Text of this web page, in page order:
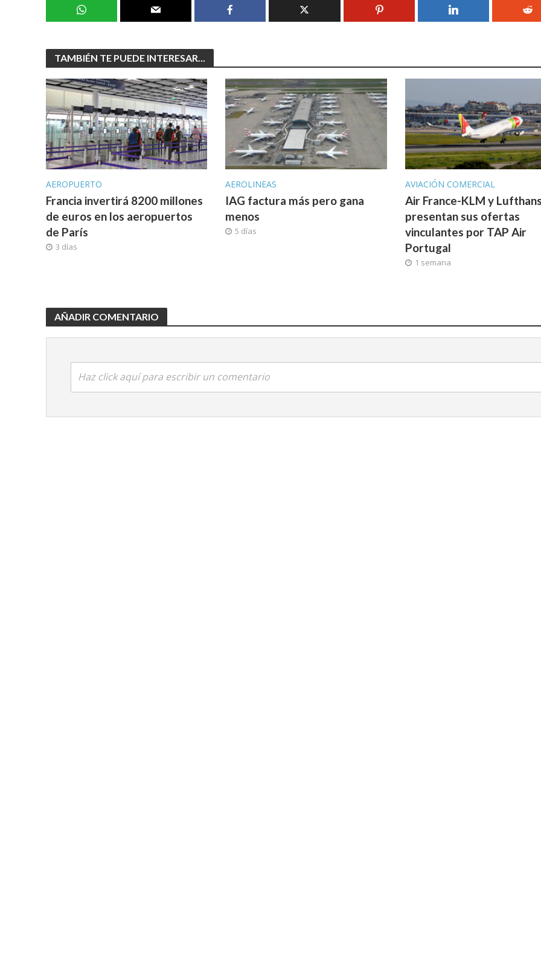
TAMBIÉN TE PUEDE INTERESAR...
AEROPUERTO
Francia invertirá 8200 millones
de euros en los aeropuertos
de París
3 días
AEROLINEAS
IAG factura más pero gana
menos
5 días
AVIACIÓN COMERCIAL
Air France-KLM y
presentan sus ofertas
vinculantes por TAP Air
Portugal
1 semana
AÑADIR COMENTARIO
Haz click aquí para escribir un comentario